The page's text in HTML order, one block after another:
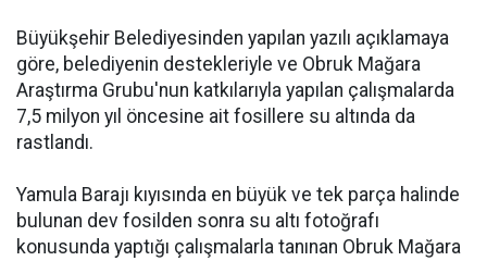
Büyükşehir Belediyesinden yapılan yazılı açıklamaya
göre, belediyenin destekleriyle ve Obruk Mağara
Araştırma Grubu'nun katkılarıyla yapılan çalışmalarda
7,5 milyon yıl öncesine ait fosillere su altında da
rastlandı.
Yamula Barajı kıyısında en büyük ve tek parça halinde
bulunan dev fosilden sonra su altı fotoğrafı
konusunda yaptığı çalışmalarla tanınan Obruk Mağara